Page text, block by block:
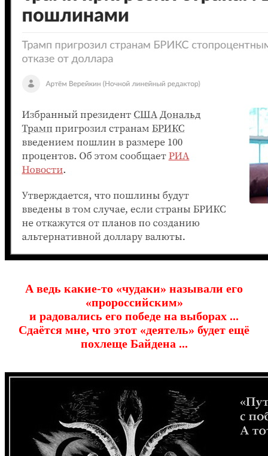
А ведь какие-то «чудаки» называли его
«пророссийским»
и радовались его победе на выборах ...
Сдаётся мне, что этот «деятель» будет ещё
похлеще Байдена ...